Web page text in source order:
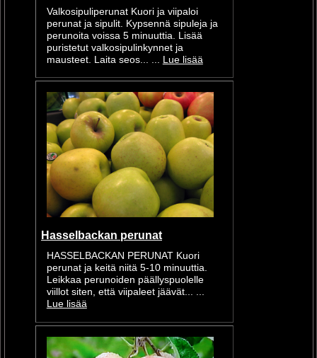
Valkosipuliperunat Kuori ja viipaloi
perunat ja sipulit. Kypsennä sipuleja ja
perunoita voissa 5 minuuttia. Lisää
puristetut valkosipulinkynnet ja
mausteet. Laita seos... ... Lue lisää
Hasselbackan perunat
HASSELBACKAN PERUNAT Kuori
perunat ja keitä niitä 5-10 minuuttia.
Leikkaa perunoiden päällyspuolelle
viillot siten, että viipaleet jäävät... ...
Lue lisää